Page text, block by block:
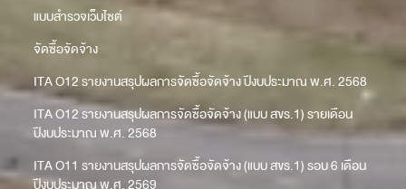
แบบสำรวจเว็บไซต์
จัดซื้อจัดจ้าง
ITA O12 รายงานสรุปผลการจัดซื้อจัดจ้าง ปีงบประมาณ พ.ศ. 2568
ITA O12 รายงานสรุปผลการจัดซื้อจัดจ้าง (แบบ สขร.1) รายเดือน
ปีงบประมาณ พ.ศ. 2568
ITA O11 รายงานสรุปผลการจัดซื้อจัดจ้าง (แบบ สขร.1) รอบ 6 เดือน